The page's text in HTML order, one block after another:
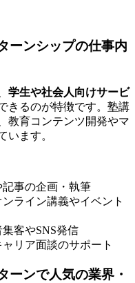
ーンシップの仕事内
学生や社会人向けサービ
きるのが特徴です。塾講
教育コンテンツ開発やマ
います。
記事の企画・執筆
ンライン講義やイベント
集客やSNS発信
ャリア面談のサポート
ーンで人気の業界・